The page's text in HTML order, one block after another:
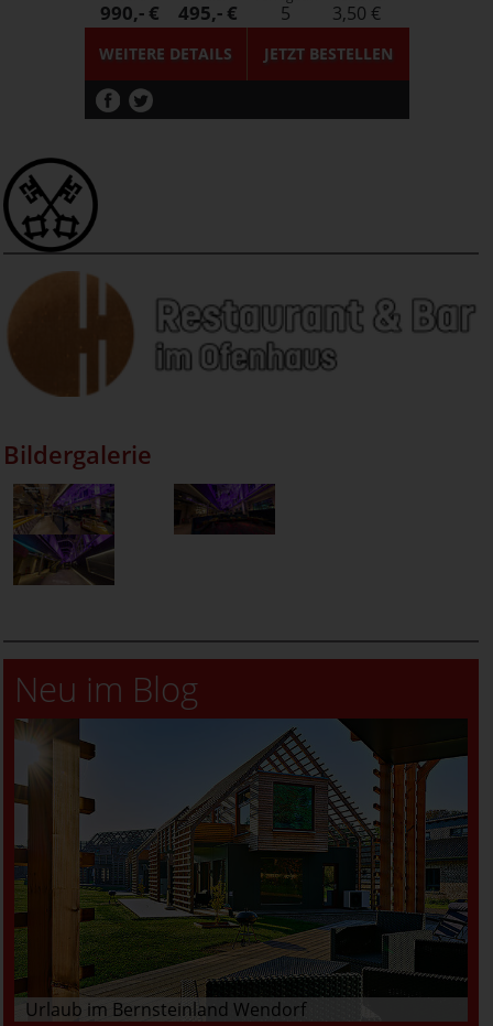
WEITERE DETAILS JETZTBESTELLEN
990,- € 495,- € 5 3,50 €
Bildergalerie
Neu im Blog
Urlaub im Bernsteinland Wendorf